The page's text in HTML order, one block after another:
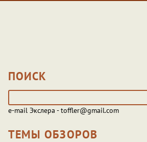
ПОИСК
e-mail Экслера - toffler@gmail.com
ТЕМЫ ОБЗОРОВ